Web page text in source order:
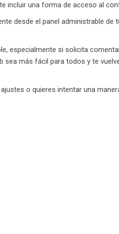
incluir una forma de acceso al
desde el panel administrable
especialmente si solicita
sea más fácil para todos y te
o quieres intentar una